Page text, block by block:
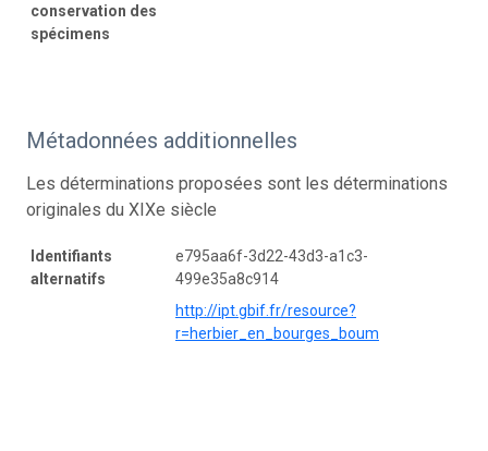
conservation des
spécimens
Métadonnées additionnelles
Les déterminations proposées sont les déterminations
originales du XIXe siècle
Identifiants
alternatifs
e795aa6f-3d22-43d3-a1c3-
499e35a8c914
http://ipt.gbif.fr/resource?
r=herbier_en_bourges_boum